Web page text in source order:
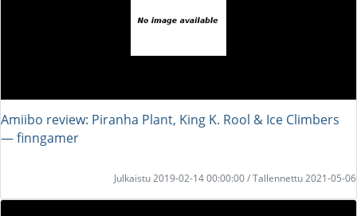
Amiibo review: Piranha Plant, King K. Rool & Ice Climbers
― finngamer
Julkaistu 2019-02-14 00:00:00 / Tallennettu 2021-05-06